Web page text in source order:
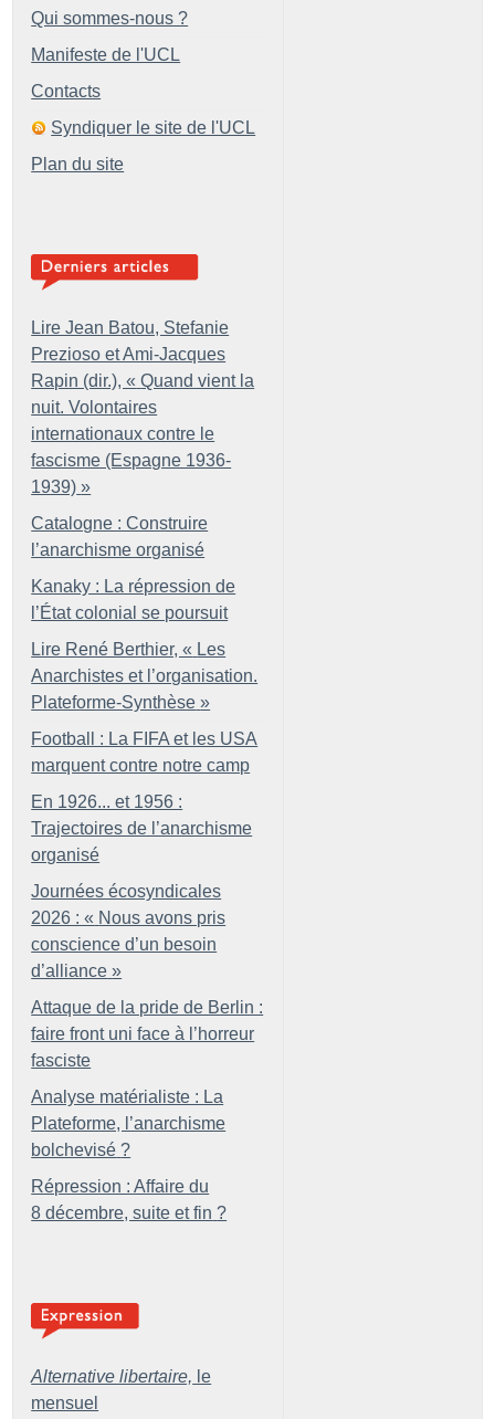
Qui sommes-nous ?
Manifeste de l'UCL
Contacts
Syndiquer le site de l'UCL
Plan du site
Lire Jean Batou, Stefanie
Prezioso et Ami-Jacques
Rapin (dir.), « Quand vient la
nuit. Volontaires
internationaux contre le
fascisme (Espagne 1936-
1939) »
Catalogne : Construire
l’anarchisme organisé
Kanaky : La répression de
l’État colonial se poursuit
Lire René Berthier, « Les
Anarchistes et l’organisation.
Plateforme-Synthèse »
Football : La FIFA et les USA
marquent contre notre camp
En 1926... et 1956 :
Trajectoires de l’anarchisme
organisé
Journées écosyndicales
2026 : « Nous avons pris
conscience d’un besoin
d’alliance »
Attaque de la pride de Berlin :
faire front uni face à l’horreur
fasciste
Analyse matérialiste : La
Plateforme, l’anarchisme
bolchevisé ?
Répression : Affaire du
8 décembre, suite et fin ?
Alternative libertaire, le
mensuel